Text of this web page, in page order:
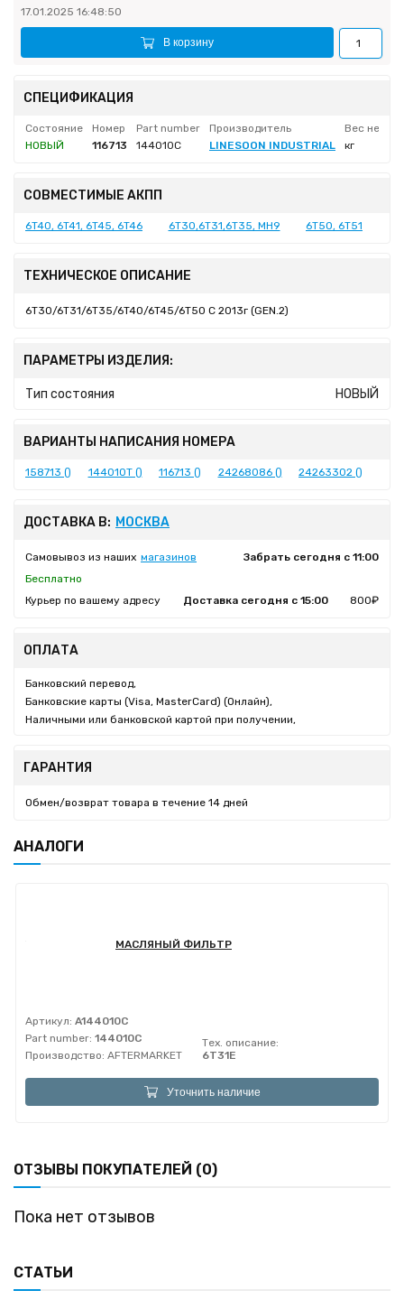
17.01.2025 16:48:50
В корзину
СПЕЦИФИКАЦИЯ
Состояние Номер Part number Производитель
Вес нетто
НОВЫЙ
116713 144010C LINESOON INDUSTRIAL кг
СОВМЕСТИМЫЕ АКПП
6T40, 6T41, 6T45, 6T46 6T30,6T31,6T35, MH9 6T50, 6T51
ТЕХНИЧЕСКОЕ ОПИСАНИЕ
6T30/6T31/6T35/6T40/6T45/6T50 C 2013г (GEN.2)
ПАРАМЕТРЫ ИЗДЕЛИЯ:
Тип состояния НОВЫЙ
ВАРИАНТЫ НАПИСАНИЯ НОМЕРА
158713 () 144010T () 116713 () 24268086 () 24263302 ()
ДОСТАВКА В: МОСКВА
Самовывоз из наших магазинов
Забрать сегодня с 11:00
Бесплатно
Курьер по вашему адресу
Доставка сегодня с 15:00 800₽
ОПЛАТА
Банковский перевод,
Банковские карты (Visa, MasterCard) (Онлайн),
Наличными или банковской картой при получении,
ГАРАНТИЯ
Обмен/возврат товара в течение 14 дней
АНАЛОГИ
МАСЛЯНЫЙ ФИЛЬТР
Артикул: A144010C
Part number: 144010C
Производство: AFTERMARKET
Тех. описание:
6T31E
Уточнить наличие
ОТЗЫВЫ ПОКУПАТЕЛЕЙ (0)
Пока нет отзывов
СТАТЬИ